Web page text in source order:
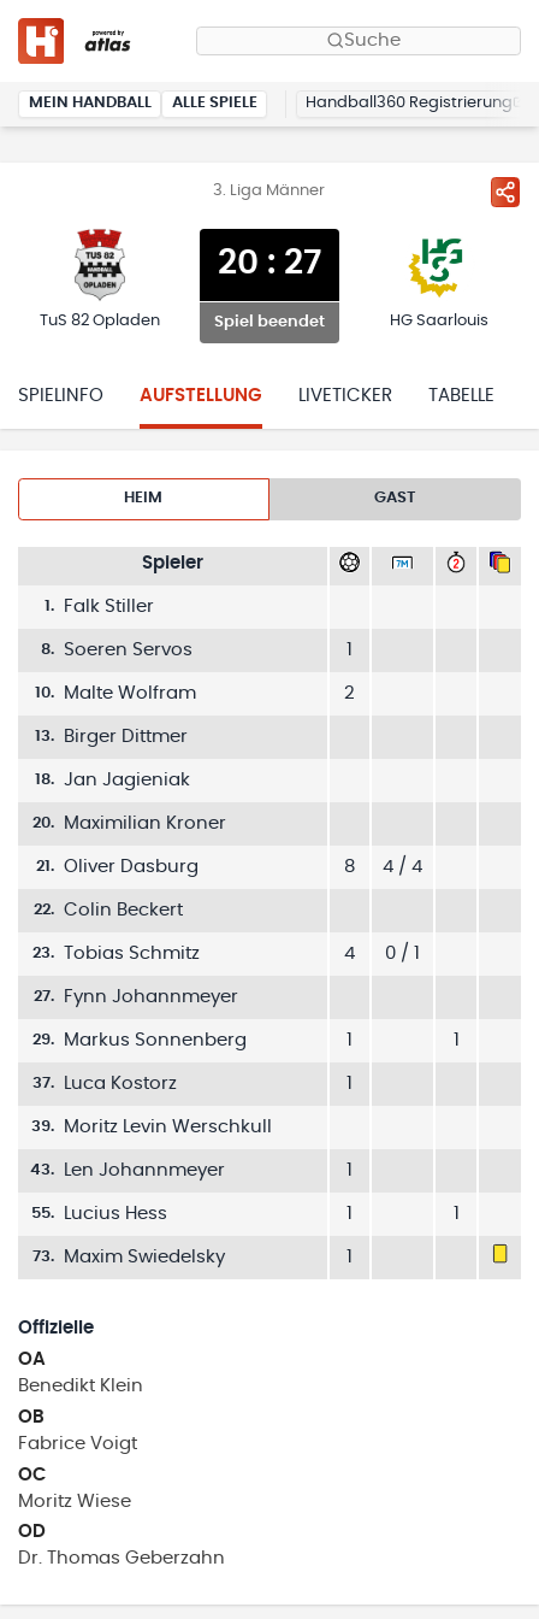
Suche
MEIN HANDBALL ALLE SPIELE Handball360 Registrierung
3. Liga Männer
TuS 82 Opladen
20 : 27
Spiel beendet HG Saarlouis
SPIELINFO AUFSTELLUNG LIVETICKER TABELLE
HEIM GAST
Spieler
1. Falk Stiller
8. Soeren Servos
10. Malte Wolfram 2
13. Birger Dittmer
18. Jan Jagieniak
20. Maximilian Kroner
21. Oliver Dasburg 8 4 / 4
22. Colin Beckert
23. Tobias Schmitz 4 0 / 1
27. Fynn Johannmeyer
29. Markus Sonnenberg
37. Luca Kostorz
39. Moritz Levin Werschkull
43. Len Johannmeyer
55. Lucius Hess
73. Maxim Swiedelsky
Offizielle
OA
Benedikt Klein
OB
Fabrice Voigt
OC
Moritz Wiese
OD
Dr. Thomas Geberzahn